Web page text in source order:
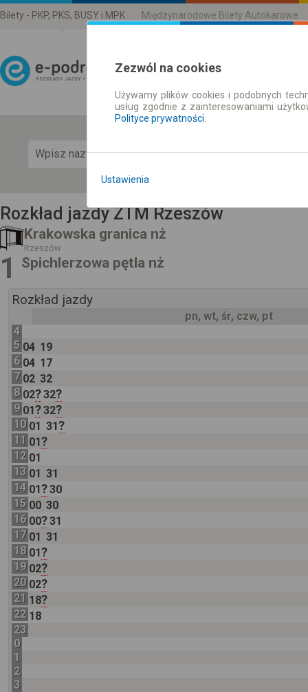
Bilety - PKP, PKS, BUSY i MPK Międzynarodowe Bilety Autokarowe
Rozkład Jazdy | Bilety
Rozkład jazdy ZTM Rzeszów
Krakowska granica nż
Rzeszów
1 Spichlerzowa pętla nż
Rozkład jazdy
pn, wt, śr, czw, pt
4
5 04 19
6 04 17
7 02 32
8 02?32?
9 01?32?
10 01 31?
11 01?
12 01
13 01 31
14 01?30
15 00 30
16 00?31
17 01 31
18 01?
19 02?
20 02?
21 18?
22 18
23
0
1
2
3
Zezwól na cookies
Używamy plików cookies i podobnych
usług zgodnie z zainteresowaniami
Polityce prywatności
Ustawienia